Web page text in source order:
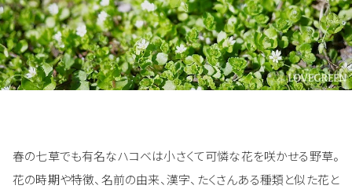
春の七草でも有名なハコベは小さくて可憐な花を咲かせる野草。
花の時期や特徴、名前の由来、漢字、たくさんある種類と似た花と